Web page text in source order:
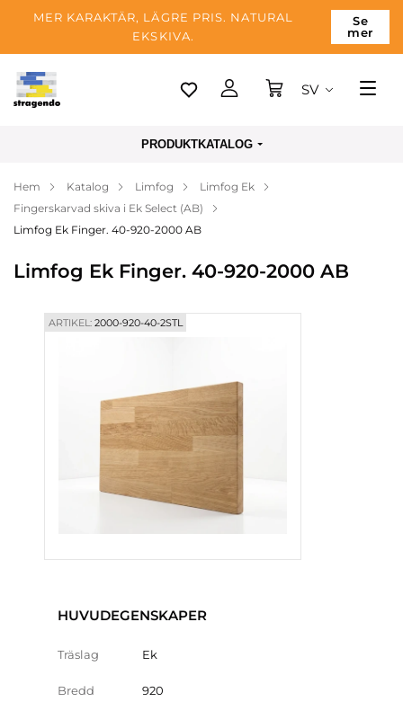
MER KARAKTÄR, LÄGRE PRIS. NATURAL
EKSKIVA.
Se
mer
Tallinn
Betalning
Om företaget
Blogg
SV
PRODUKTKATALOG
Hem Katalog Limfog
Limfog Ek
Fingerskarvad skiva i Ek Select (AB)
Limfog Ek Finger. 40-920-2000 AB
Limfog Ek Finger. 40-920-2000 AB
ARTIKEL:2000-920-40-2STL
HUVUDEGENSKAPER
Träslag Ek
Bredd 920